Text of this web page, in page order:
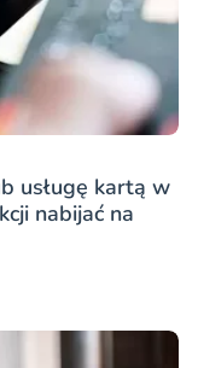
usługę kartą w
nabijać na